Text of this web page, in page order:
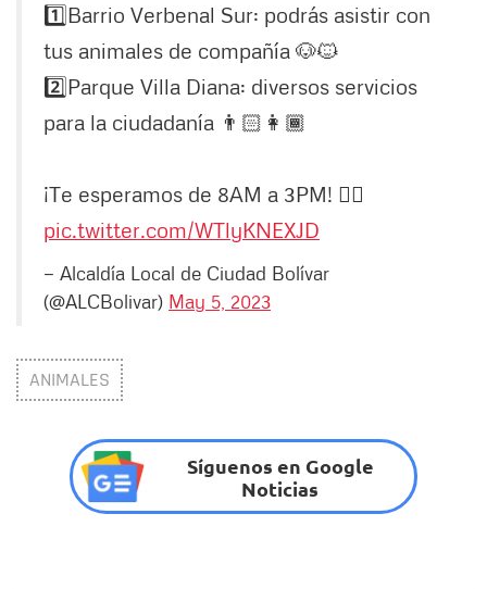
1️⃣Barrio Verbenal Sur: podrás asistir con
tus animales de compañía 🐶🐱
2️⃣Parque Villa Diana: diversos servicios
para la ciudadanía 👨🏻👩🏾
¡Te esperamos de 8AM a 3PM! 👇🏼
pic.twitter.com/WTlyKNEXJD
— Alcaldía Local de Ciudad Bolívar
(@ALCBolivar) May 5, 2023
ANIMALES
Síguenos en Google
Noticias